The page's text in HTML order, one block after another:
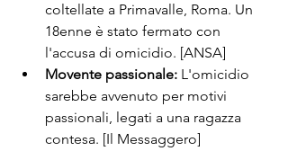
coltellate a Primavalle, Roma. Un
18enne è stato fermato con
l'accusa di omicidio. [ANSA]
Movente passionale: L'omicidio
sarebbe avvenuto per motivi
passionali, legati a una ragazza
contesa. [Il Messaggero]